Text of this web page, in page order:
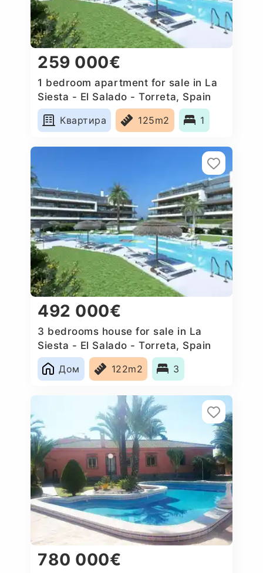
259 000€
1 bedroom apartment for sale in La
Siesta - El Salado - Torreta, Spain
Квартира
125m2 1
492 000€
3 bedrooms house for sale in La
Siesta - El Salado - Torreta, Spain
Дом
122m2 3
780 000€